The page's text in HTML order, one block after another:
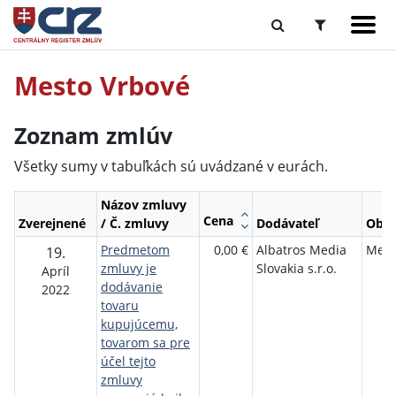
Mesto Vrbové
Zoznam zmlúv
Všetky sumy v tabuľkách sú uvádzané v eurách.
Zverejnené
Názov zmluvy
/ Č. zmluvy
Cena Dodávateľ
19.
Apríl
2022
Predmetom
zmluvy je
dodávanie
tovaru
kupujúcemu,
tovarom sa pre
účel tejto
zmluvy
0,00 € Albatros Media
Slovakia s.r.o.